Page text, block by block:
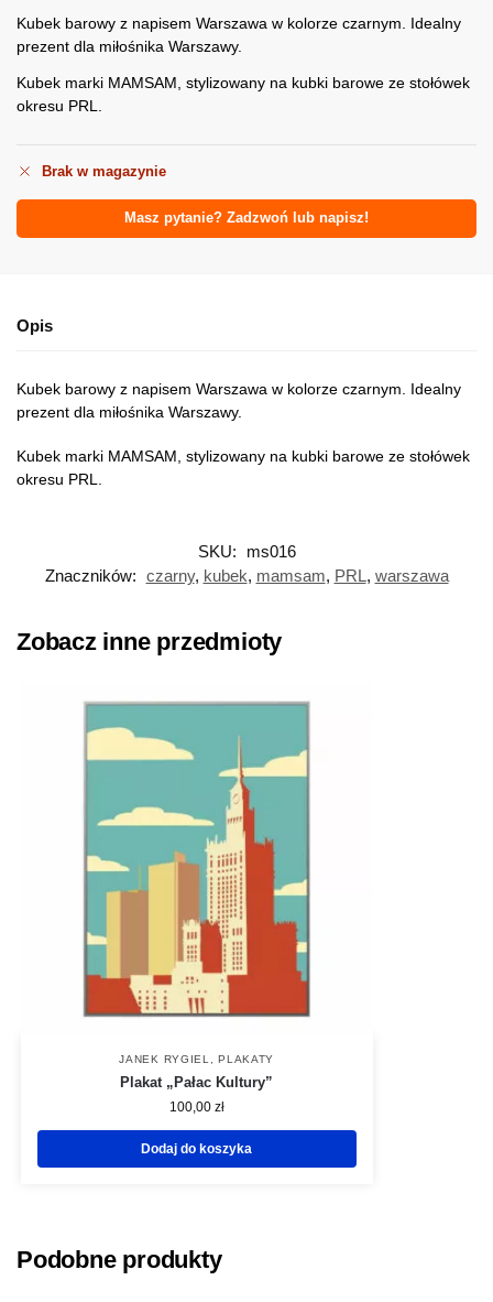
Kubek barowy z napisem Warszawa w kolorze czarnym. Idealny
prezent dla miłośnika Warszawy.
Kubek marki MAMSAM, stylizowany na kubki barowe ze stołówek
okresu PRL.
Brak w magazynie
Masz pytanie? Zadzwoń lub napisz!
Opis
Kubek barowy z napisem Warszawa w kolorze czarnym. Idealny
prezent dla miłośnika Warszawy.
Kubek marki MAMSAM, stylizowany na kubki barowe ze stołówek
okresu PRL.
SKU:
ms016
Znaczników: czarny, kubek, mamsam, PRL, warszawa
Zobacz inne przedmioty
JANEK RYGIEL ,PLAKATY
Plakat „Pałac Kultury”
100,00 zł
Dodaj do koszyka
Podobne produkty